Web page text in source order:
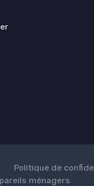
Politique de
ménagers